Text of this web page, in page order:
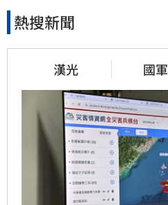
熱搜新聞
漢光 國軍